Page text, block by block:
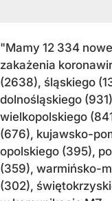
"Mamy 12 334
zakażenia
(2638), śląskiego
dolnośląskiego
wielkopolskiego
(676), kujawsko-
opolskiego (395),
(359), warmińsko-
(302),